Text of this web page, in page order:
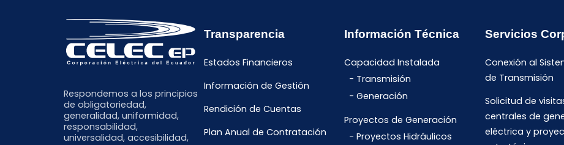
Respondemos a los principios
de obligatoriedad,
generalidad, uniformidad,
responsabilidad,
universalidad, accesibilidad,
Transparencia
Estados Financieros
Información de Gestión
Rendición de Cuentas
Plan Anual de Contratación
Información Técnica
Capacidad Instalada
Transmisión
Generación
Proyectos de Generación
Proyectos Hidráulicos
Servicios
Conexión al
de Transmisión
Solicitud de
centrales de
eléctrica y